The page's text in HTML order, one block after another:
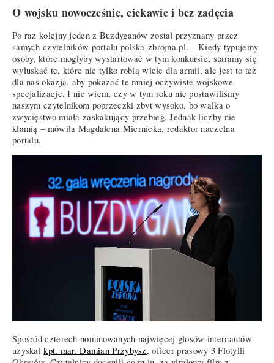
O wojsku nowocześnie, ciekawie i bez zadęcia
Po raz kolejny jeden z Buzdyganów został przyznany przez
samych czytelników portalu polska-zbrojna.pl. – Kiedy typujemy
osoby, które mogłyby wystartować w tym konkursie, staramy się
wyłuskać te, które nie tylko robią wiele dla armii, ale jest to też
dla nas okazja, aby pokazać te mniej oczywiste wojskowe
specjalizacje. I nie wiem, czy w tym roku nie postawiliśmy
naszym czytelnikom poprzeczki zbyt wysoko, bo walka o
zwycięstwo miała zaskakujący przebieg. Jednak liczby nie
kłamią – mówiła Magdalena Miernicka, redaktor naczelna
portalu.
Spośród czterech nominowanych najwięcej głosów internautów
uzyskałkpt. mar. Damian Przybysz, oficer prasowy 3 Flotylli